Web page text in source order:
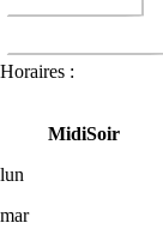
Horaires :
MidiSoir
lun
mar